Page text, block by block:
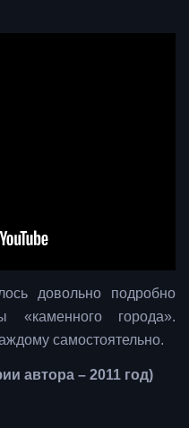
довольно подробно
«каменного города».
самостоятельно.
автора – 2011 год)